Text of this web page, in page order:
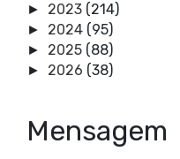
► 2023 (214)
► 2024 (95)
► 2025 (88)
► 2026 (38)
Mensagem